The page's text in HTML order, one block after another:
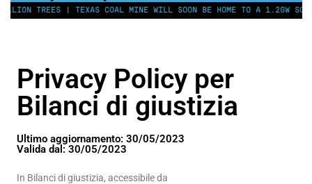
TREES | TEXAS COAL MINE WILL SOON BE HOME TO A 1.2GW
Privacy Policy per
Bilanci di giustizia
Ultimo aggiornamento: 30/05/2023
Valida dal: 30/05/2023
In Bilanci di giustizia, accessibile da